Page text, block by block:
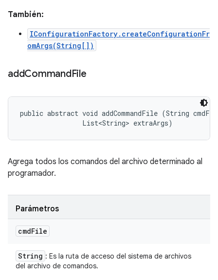
También:
IConfigurationFactory.createConfigurationFr
omArgs(String[])
addCommandFile
public abstract void addCommandFile (String
                List<String> extraArgs)
Agrega todos los comandos del archivo determinado al
programador.
Parámetros
cmdFile
String : Es la ruta de acceso del sistema de archivos
del archivo de comandos.